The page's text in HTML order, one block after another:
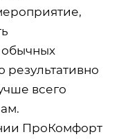
результативно
всего
ПроКомфорт